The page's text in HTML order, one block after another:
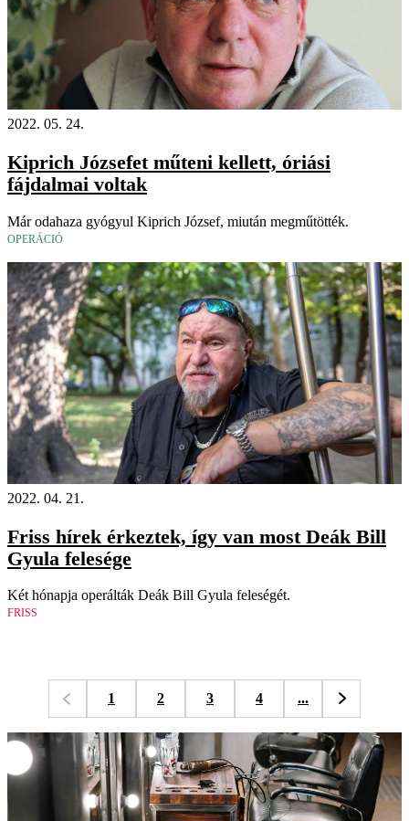
2022. 05. 24.
Kiprich Józsefet műteni kellett, óriási
fájdalmai voltak
Már odahaza gyógyul Kiprich József, miután megműtötték.
OPERÁCIÓ
2022. 04. 21.
Friss hírek érkeztek, így van most Deák Bill
Gyula felesége
Két hónapja operálták Deák Bill Gyula feleségét.
FRISS
1 2 3 4 ...